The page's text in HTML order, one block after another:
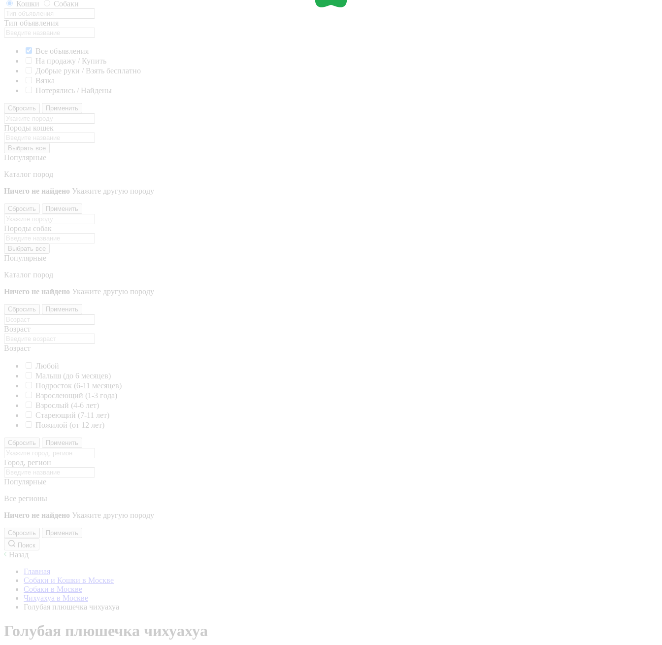
Кошки
Собаки
Тип объявления
Все объявления
На продажу / Купить
Добрые руки / Взять бесплатно
Вязка
Потерялись / Найдены
Сбросить Применить
Породы кошек
Выбрать все
Популярные
Каталог пород
Ничего не найдено Укажите другую породу
Сбросить Применить
Породы собак
Выбрать все
Популярные
Каталог пород
Ничего не найдено Укажите другую породу
Сбросить Применить
Возраст
Возраст
Любой
Малыш (до 6 месяцев)
Подросток (6-11 месяцев)
Взрослеющий (1-3 года)
Взрослый (4-6 лет)
Стареющий (7-11 лет)
Пожилой (от 12 лет)
Сбросить Применить
Город, регион
Популярные
Все регионы
Ничего не найдено Укажите другую породу
Сбросить
Применить
Поиск
Назад
Главная
Собаки и Кошки в Москве
Собаки в Москве
Чихуахуа в Москве
Голубая плюшечка чихуахуа
Голубая плюшечка чихуахуа